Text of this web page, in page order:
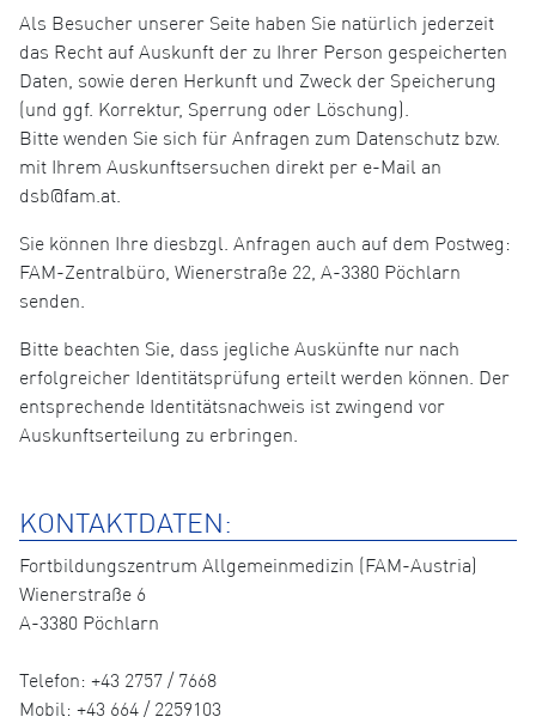
Als Besucher unserer Seite haben Sie natürlich jederzeit
das Recht auf Auskunft der zu Ihrer Person gespeicherten
Daten, sowie deren Herkunft und Zweck der Speicherung
(und ggf. Korrektur, Sperrung oder Löschung).
Bitte wenden Sie sich für Anfragen zum Datenschutz bzw.
mit Ihrem Auskunftsersuchen direkt per e-Mail an
dsb@fam.at.
Sie können Ihre diesbzgl. Anfragen auch auf dem Postweg:
FAM-Zentralbüro, Wienerstraße 22, A-3380 Pöchlarn
senden.
Bitte beachten Sie, dass jegliche Auskünfte nur nach
erfolgreicher Identitätsprüfung erteilt werden können. Der
entsprechende Identitätsnachweis ist zwingend vor
Auskunftserteilung zu erbringen.
KONTAKTDATEN:
Fortbildungszentrum Allgemeinmedizin (FAM-Austria)
Wienerstraße 6
A-3380 Pöchlarn
Telefon: +43 2757 / 7668
Mobil: +43 664 / 2259103